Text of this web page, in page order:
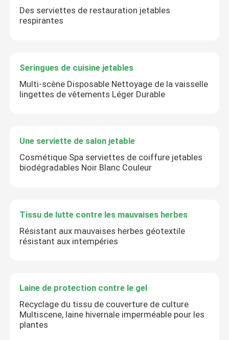
Des serviettes de restauration jetables
respirantes
Seringues de cuisine jetables
Multi-scène Disposable Nettoyage de la vaisselle
lingettes de vêtements Léger Durable
Une serviette de salon jetable
Cosmétique Spa serviettes de coiffure jetables
biodégradables Noir Blanc Couleur
Tissu de lutte contre les mauvaises herbes
Résistant aux mauvaises herbes géotextile
résistant aux intempéries
Laine de protection contre le gel
Recyclage du tissu de couverture de culture
Multiscene, laine hivernale imperméable pour les
plantes